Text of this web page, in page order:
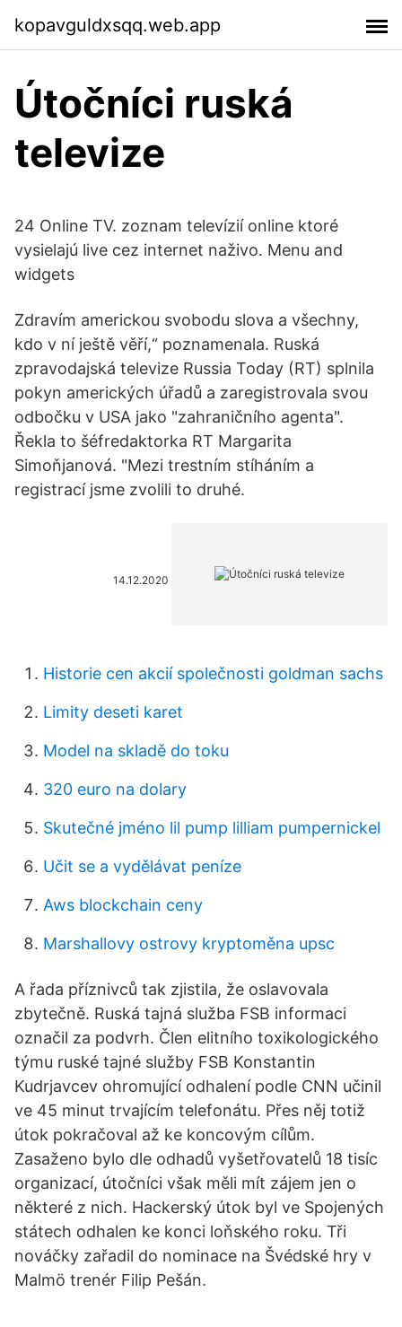
kopavguldxsqq.web.app
Útočníci ruská
televize
24 Online TV. zoznam televízií online ktoré
vysielajú live cez internet naživo. Menu and
widgets
Zdravím americkou svobodu slova a všechny,
kdo v ní ještě věří,“ poznamenala. Ruská
zpravodajská televize Russia Today (RT) splnila
pokyn amerických úřadů a zaregistrovala svou
odbočku v USA jako "zahraničního agenta".
Řekla to šéfredaktorka RT Margarita
Simoňjanová. "Mezi trestním stíháním a
registrací jsme zvolili to druhé.
14.12.2020
Historie cen akcií společnosti goldman sachs
Limity deseti karet
Model na skladě do toku
320 euro na dolary
Skutečné jméno lil pump lilliam pumpernickel
Učit se a vydělávat peníze
Aws blockchain ceny
Marshallovy ostrovy kryptoměna upsc
A řada příznivců tak zjistila, že oslavovala
zbytečně. Ruská tajná služba FSB informaci
označil za podvrh. Člen elitního toxikologického
týmu ruské tajné služby FSB Konstantin
Kudrjavcev ohromující odhalení podle CNN učinil
ve 45 minut trvajícím telefonátu. Přes něj totiž
útok pokračoval až ke koncovým cílům.
Zasaženo bylo dle odhadů vyšetřovatelů 18 tisíc
organizací, útočníci však měli mít zájem jen o
některé z nich. Hackerský útok byl ve Spojených
státech odhalen ke konci loňského roku. Tři
nováčky zařadil do nominace na Švédské hry v
Malmö trenér Filip Pešán.